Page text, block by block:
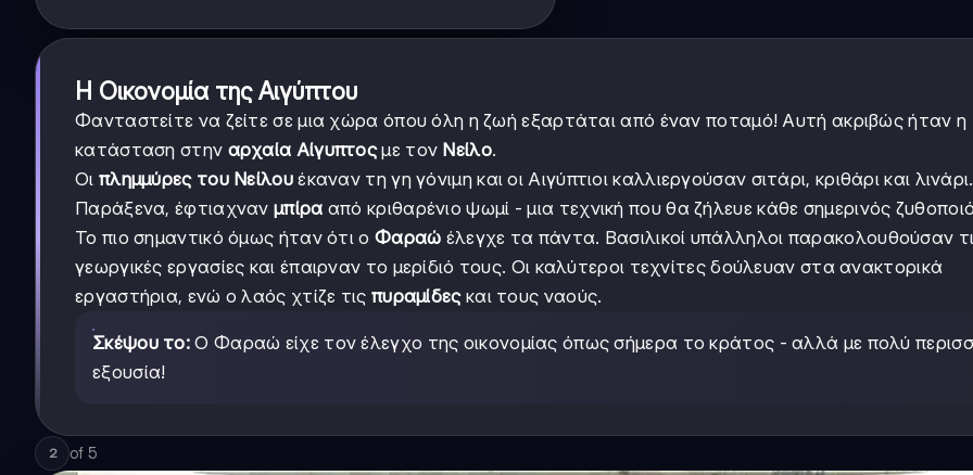
Η Οικονομία της Αιγύπτου
Φανταστείτε να ζείτε σε μια χώρα όπου όλη η ζωή εξαρτάται από έναν ποταμό! Αυτή ακριβώς ήταν η
κατάσταση στην αρχαία Αίγυπτοςμε τον Νείλο.
Οι πλημμύρες του Νείλουέκαναν τη γη γόνιμη και οι Αιγύπτιοι καλλιεργούσαν σιτάρι, κριθάρι και λινάρι.
Παράξενα, έφτιαχνανμπίρα από κριθαρένιο ψωμί - μια τεχνική που θα ζήλευε κάθε σημερινός
Το πιο σημαντικό όμως ήταν ότι ο Φαραώ έλεγχε τα πάντα. Βασιλικοί υπάλληλοι παρακολουθούσαν
γεωργικές εργασίες και έπαιρναν το μερίδιό τους. Οι καλύτεροι τεχνίτες δούλευαν στα ανακτορικά
εργαστήρια, ενώ ο λαός χτίζε τις πυραμίδεςκαι τους ναούς.
Σκέψου το: Ο Φαραώ είχε τον έλεγχο της οικονομίας όπως σήμερα το κράτος - αλλά με πολύ
εξουσία!
2 of 5